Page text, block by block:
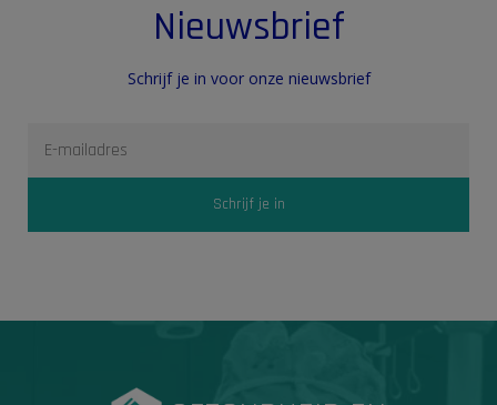
Nieuwsbrief
Schrijf je in voor onze nieuwsbrief